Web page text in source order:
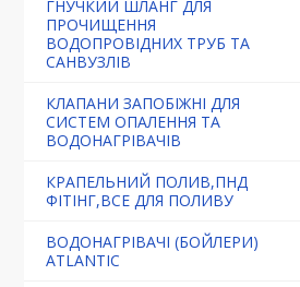
ГНУЧКИЙ ШЛАНГ ДЛЯ
ПРОЧИЩЕННЯ
ВОДОПРОВІДНИХ ТРУБ ТА
САНВУЗЛІВ
КЛАПАНИ ЗАПОБІЖНІ ДЛЯ
СИСТЕМ ОПАЛЕННЯ ТА
ВОДОНАГРІВАЧІВ
КРАПЕЛЬНИЙ ПОЛИВ,ПНД
ФІТІНГ,ВСЕ ДЛЯ ПОЛИВУ
ВОДОНАГРІВАЧІ (БОЙЛЕРИ)
ATLANTIC